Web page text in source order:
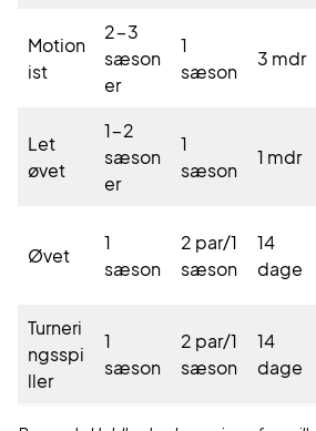
Motion
ist
2-3
sæson
er
1
sæson
3 mdr
Let
øvet
1-2
sæson
er
1
sæson
1 mdr
Øvet
1
sæson
2 par/1
sæson
14
dage
Turneri
ngsspi
ller
1
sæson
2 par/1
sæson
14
dage